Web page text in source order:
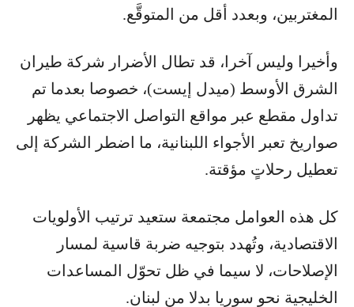
المغتربين، وبعدد أقل من المتوقَّع.
وأخيرا وليس آخرا، قد تطال الأضرار شركة طيران
الشرق الأوسط (ميدل إيست)، خصوصا بعدما تم
تداول مقطع عبر مواقع التواصل الاجتماعي يظهر
صواريخ تعبر الأجواء اللبنانية، ما اضطر الشركة إلى
تعطيل رحلاتٍ مؤقتة.
كل هذه العوامل مجتمعة ستعيد ترتيب الأولويات
الاقتصادية، وتُهدد بتوجيه ضربة قاسية لمسار
الإصلاحات، لا سيما في ظل تحوّل المساعدات
الخليجية نحو سوريا بدلا من لبنان.